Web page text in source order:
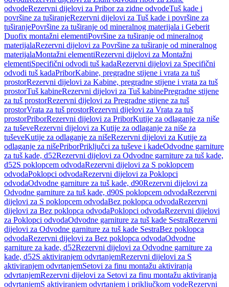
odvodeRezervni dijelovi za Pribor za zidne odvodeTuš kade i
površine za tuširanjeRezervni dijelovi za Tuš kade i površine za
tuširanjePovršine za tuširanje od mineralnog materijala i Geberit
Duofix montažni elementiPovršine za tuširanje od mineralnog
materijalaRezervni dijelovi za Površine za tuširanje od mineralnog
materijalaMontažni elementiRezervni dijelovi za Montažni
elementiSpecifični odvodi tuš kadaRezervni dijelovi za Specifični
odvodi tuš kadaPriborKabine, pregradne stijene i vrata za tuš
prostorRezervni dijelovi za Kabine, pregradne stijene i vrata za tuš
prostorTuš kabineRezervni dijelovi za Tuš kabinePregradne stijene
za tuš prostorRezervni dijelovi za Pregradne stijene za tuš
prostorVrata za tuš prostorRezervni dijelovi za Vrata za tuš
prostorPriborRezervni dijelovi za PriborKutije za odlaganje za niše
za tuševeRezervni dijelovi za Kutije za odlaganje za niše za
tuševeKutije za odlaganje za nišeRezervni dijelovi za Kutije za
odlaganje za nišePriborPriključci za tuševe i kadeOdvodne garniture
za tuš kade, d52Rezervni dijelovi za Odvodne garniture za tuš kade,
d52S poklopcem odvodaRezervni dijelovi za S poklopcem
odvodaPoklopci odvodaRezervni dijelovi za Poklopci
odvodaOdvodne garniture za tuš kade, d90Rezervni dijelovi za
Odvodne garniture za tuš kade, d90S poklopcem odvodaRezervni
dijelovi za S poklopcem odvodaBez poklopca odvodaRezervni
dijelovi za Bez poklopca odvodaPoklopci odvodaRezervni dijelovi
za Poklopci odvodaOdvodne garniture za tuš kade SestraRezervni
dijelovi za Odvodne garniture za tuš kade SestraBez poklopca
odvodaRezervni dijelovi za Bez poklopca odvodaOdvodne
garniture za kade, d52Rezervni dijelovi za Odvodne garniture za
kade, d52S aktiviranjem odvrtanjemRezervni dijelovi za S
aktiviranjem odvrtanjemSetovi za finu montažu aktiviranja
odvrtanjemRezervni dijelovi za Setovi za finu montažu aktiviranja
odvrtanjemS aktiviranjem odvrtanjem i priključkom vodeRezervni